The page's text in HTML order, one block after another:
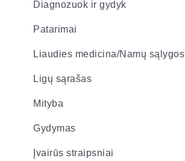
Diagnozuok ir gydyk
Patarimai
Liaudies medicina/Namų sąlygos
Ligų sąrašas
Mityba
Gydymas
Įvairūs straipsniai